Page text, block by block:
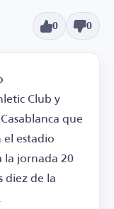
0 0
Club y
que
estadio
jornada 20
de la